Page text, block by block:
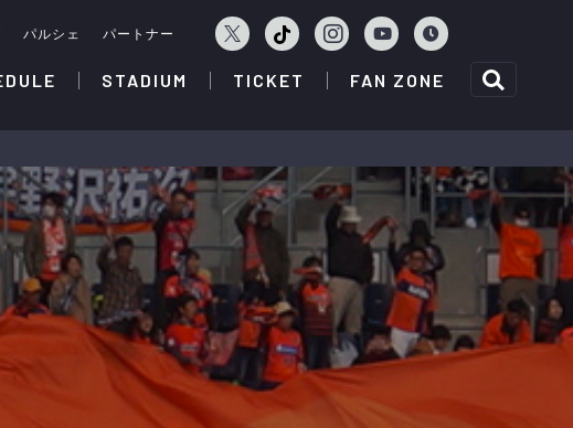
パルシェ パートナー
STADIUM TICKET FAN ZONE